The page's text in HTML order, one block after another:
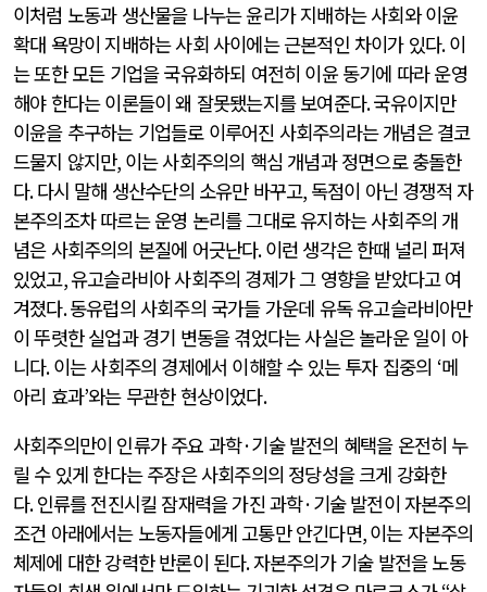
이처럼 노동과 생산물을 나누는 윤리가 지배하는 사회와 이윤
확대 욕망이 지배하는 사회 사이에는 근본적인 차이가 있다.이
는 또한 모든 기업을 국유화하되 여전히 이윤 동기에 따라 운영
해야 한다는 이론들이 왜 잘못됐는지를 보여준다.국유이지만
이윤을 추구하는 기업들로 이루어진 사회주의라는 개념은 결코
드물지 않지만, 이는 사회주의의 핵심 개념과 정면으로 충돌한
다.다시 말해 생산수단의 소유만 바꾸고, 독점이 아닌 경쟁적 자
본주의조차 따르는 운영 논리를 그대로 유지하는 사회주의 개
념은 사회주의의 본질에 어긋난다.이런 생각은 한때 널리 퍼져
있었고,유고슬라비아 사회주의 경제가 그 영향을 받았다고 여
겨졌다.동유럽의 사회주의 국가들 가운데 유독 유고슬라비아만
이 뚜렷한 실업과 경기 변동을 겪었다는 사실은 놀라운 일이 아
니다.이는 사회주의 경제에서 이해할 수 있는 투자 집중의 ‘메
아리 효과’와는 무관한 현상이었다.
사회주의만이 인류가 주요 과학·기술 발전의 혜택을 온전히 누
릴 수 있게 한다는 주장은 사회주의의 정당성을 크게 강화한
다.인류를 전진시킬 잠재력을 가진 과학·기술 발전이 자본주의
조건 아래에서는 노동자들에게 고통만 안긴다면,이는 자본주의
체제에 대한 강력한 반론이 된다.자본주의가 기술 발전을 노동